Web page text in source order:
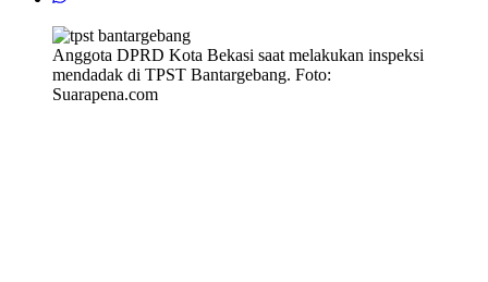
Anggota DPRD Kota Bekasi saat melakukan inspeksi
mendadak di TPST Bantargebang. Foto:
Suarapena.com